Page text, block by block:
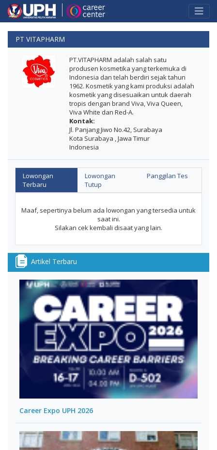
PT VITAPHARM
PT.VITAPHARM adalah salah satu
produsen kosmetika yang terkemuka di
Indonesia dan telah berdiri sejak tahun
1962. Kosmetik yang kami produksi adalah
kosmetik yang disesuaikan untuk daerah
tropis dengan brand Viva, Viva Queen,
Viva White dan Red-A.
Kontak:
Jl. Panjang Jiwo No.42, Surabaya
Kota Surabaya , Jawa Timur
Indonesia
Lowongan
Terbaru
Lowongan
Tutup
Panggilan Tes
Maaf, sepertinya belum ada lowongan yang tersedia untuk
saat ini.
Silakan cek kembali disaat yang lain.
Artikel Terbaru
Career Expo UPH 2026